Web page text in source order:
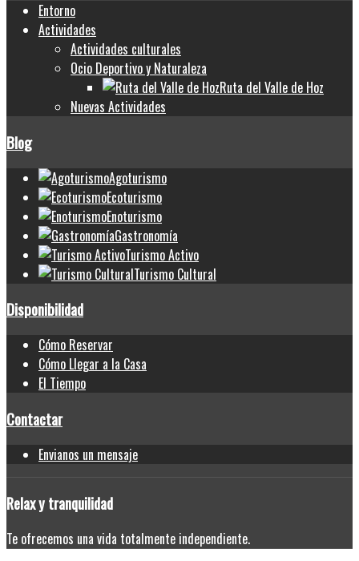
Entorno
Actividades
Actividades culturales
Ocio Deportivo y Naturaleza
Ruta del Valle de Hoz
Nuevas Actividades
Blog
Agoturismo
Ecoturismo
Enoturismo
Gastronomía
Turismo Activo
Turismo Cultural
Disponibilidad
Cómo Reservar
Cómo Llegar a la Casa
El Tiempo
Contactar
Envianos un mensaje
Relaxy tranquilidad
Te ofrecemos una vida totalmente independiente.